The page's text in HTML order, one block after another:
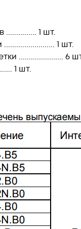
1 шт.
1 шт.
...................... 6
1 шт.